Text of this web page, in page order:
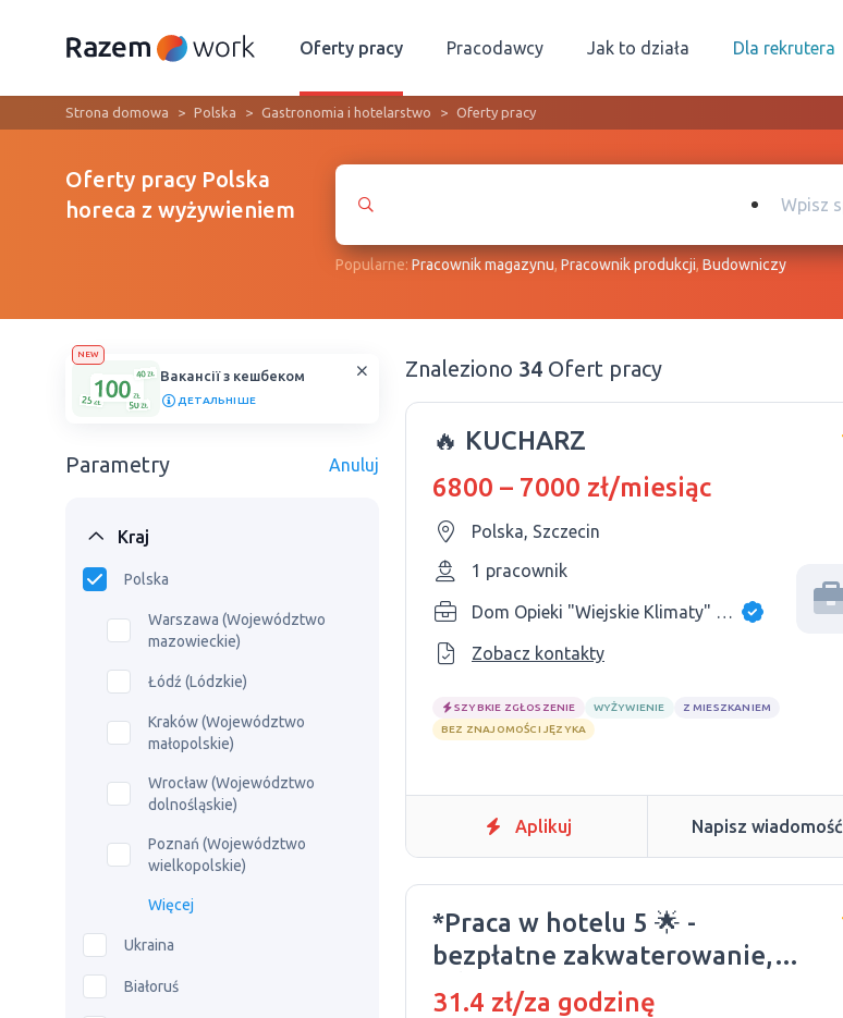
Oferty pracy Pracodawcy Jak to działa Dla rekrutera
Strona domowa Polska Gastronomia i hotelarstwo Oferty pracy
Oferty pracy Polska
horeca z wyżywieniem
Popularne:Рracownik magazynu,Pracownik produkcji,Budowniczy
NEW
Вакансії з кешбеком
ДЕТАЛЬНІШЕ
Parametry Anuluj
Kraj
Polska
Warszawa (Województwo
mazowieckie)
Łódź (Lódzkie)
Kraków (Województwo
małopolskie)
Wrocław (Województwo
dolnośląskie)
Poznań (Województwo
wielkopolskie)
Więcej
Ukraina
Białoruś
Znaleziono 34 Ofert pracy
🔥 KUCHARZ
6800 – 7000 zł/miesiąc
Polska, Szczecin
1 pracownik
Dom Opieki "Wiejskie Klimaty" Martyna Ol
Zobacz kontakty
SZYBKIE ZGŁOSZENIE WYŻYWIENIE
Z MIESZKANIEM
BEZ ZNAJOMOŚCI JĘZYKA
Aplikuj Napisz wiadomość
*Praca w hotelu 5 🌟 -
bezpłatne zakwaterowanie,
RÓŻNE STANOWISKA*
31.4 zł/za godzinę